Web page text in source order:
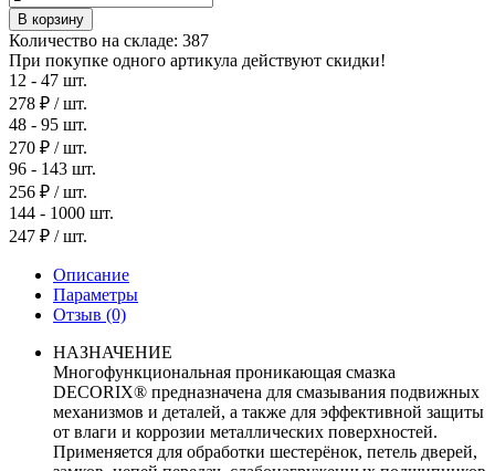
В корзину
Количество на складе: 387
При покупке одного артикула действуют скидки!
12 - 47 шт.
278 ₽ / шт.
48 - 95 шт.
270 ₽ / шт.
96 - 143 шт.
256 ₽ / шт.
144 - 1000 шт.
247 ₽ / шт.
Описание
Параметры
Отзыв (0)
НАЗНАЧЕНИЕ
Многофункциональная проникающая смазка
DECORIX® предназначена для смазывания подвижных
механизмов и деталей, а также для эффективной защиты
от влаги и коррозии металлических поверхностей.
Применяется для обработки шестерёнок, петель дверей,